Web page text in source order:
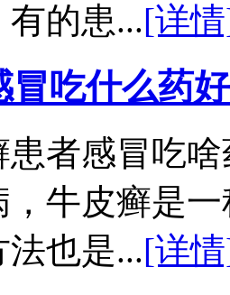
的患...[详
冒吃什么药
患者感冒吃
，牛皮癣是
法也是...[详